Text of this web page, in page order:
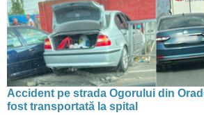
Accident pe strada Ogorului din
fost transportată la spital